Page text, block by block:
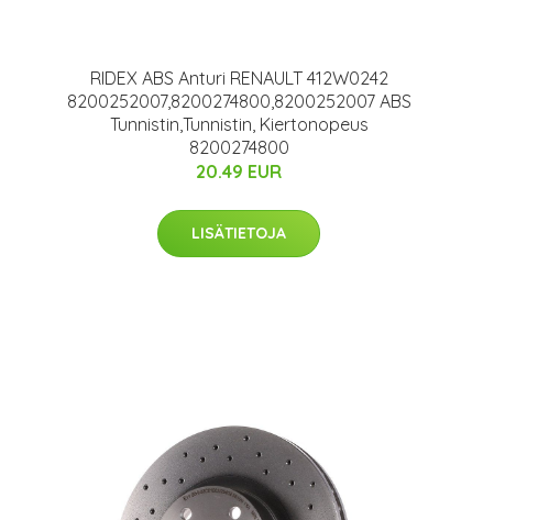
RIDEX ABS Anturi RENAULT 412W0242
8200252007,8200274800,8200252007 ABS
Tunnistin,Tunnistin, Kiertonopeus
8200274800
20.49 EUR
LISÄTIETOJA